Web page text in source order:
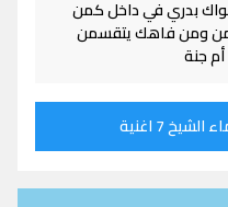
بدري في داخل كمن
امن ومن فاهك يتقسمن
جنة
7 اغنية